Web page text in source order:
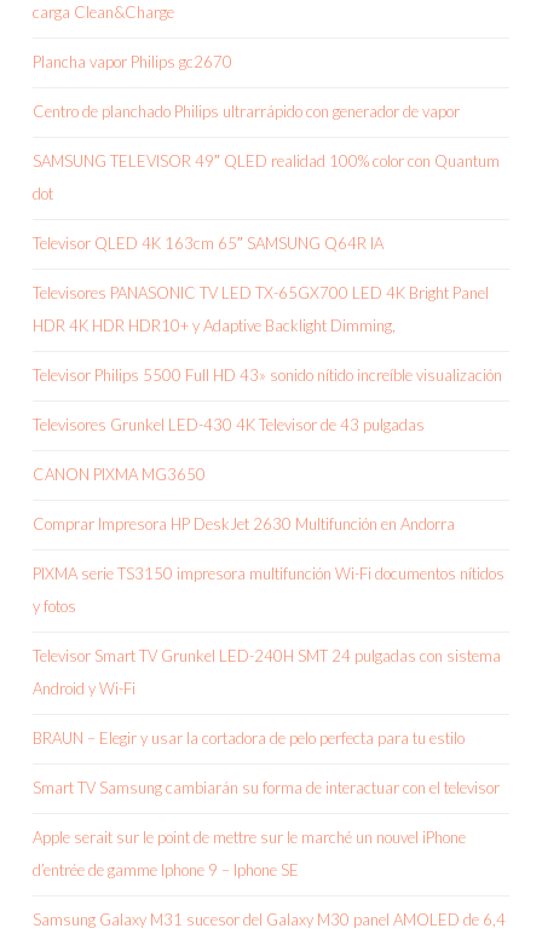
carga Clean&Charge
Plancha vapor Philips gc2670
Centro de planchado Philips ultrarrápido con generador de vapor
SAMSUNG TELEVISOR 49″ QLED realidad 100% color con Quantum
dot
Televisor QLED 4K 163cm 65″ SAMSUNG Q64R IA
Televisores PANASONIC TV LED TX-65GX700 LED 4K Bright Panel
HDR 4K HDR HDR10+ y Adaptive Backlight Dimming,
Televisor Philips 5500 Full HD 43» sonido nítido increíble visualización
Televisores Grunkel LED-430 4K Televisor de 43 pulgadas
CANON PIXMA MG3650
Comprar Impresora HP DeskJet 2630 Multifunción en Andorra
PIXMA serie TS3150 impresora multifunción Wi-Fi documentos nítidos
y fotos
Televisor Smart TV Grunkel LED-240H SMT 24 pulgadas con sistema
Android y Wi-Fi
BRAUN – Elegir y usar la cortadora de pelo perfecta para tu estilo
Smart TV Samsung cambiarán su forma de interactuar con el televisor
Apple serait sur le point de mettre sur le marché un nouvel iPhone
d’entrée de gamme Iphone 9 – Iphone SE
Samsung Galaxy M31 sucesor del Galaxy M30 panel AMOLED de 6,4